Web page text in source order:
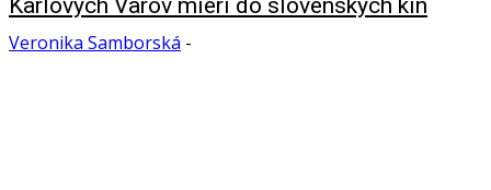
Veronika Samborská -